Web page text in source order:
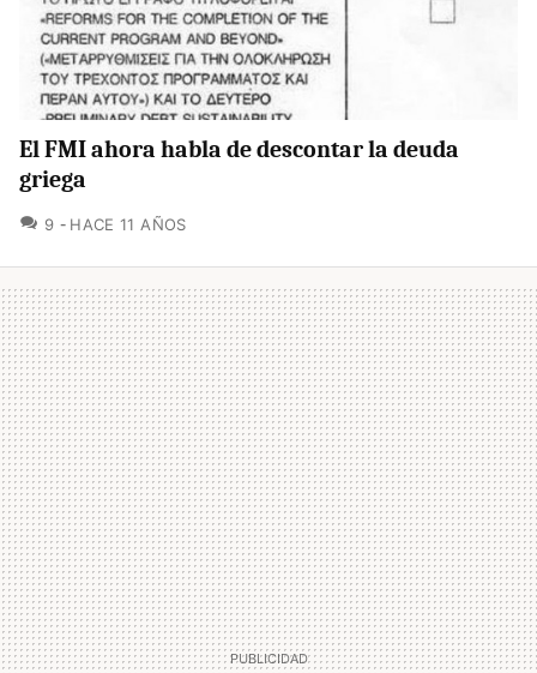
El FMI ahora habla de descontar la deuda
griega
9 COMENTARIOS
HACE 11 AÑOS